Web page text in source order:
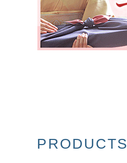
PRODUCTS